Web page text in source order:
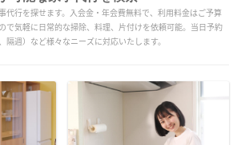
代行を探せます。入会金・年会費無料で、利用料金はご予算
で気軽に日常的な掃除、料理、片付けを依頼可能。当日予約
週）など様々なニーズに対応いたします。